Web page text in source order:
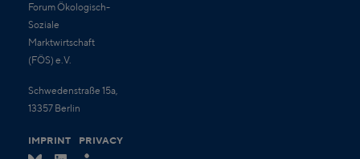
Forum Ökologisch-
Soziale
Marktwirtschaft
(FÖS) e.V.
Schwedenstraße 15a,
13357 Berlin
IMPRINT PRIVACY